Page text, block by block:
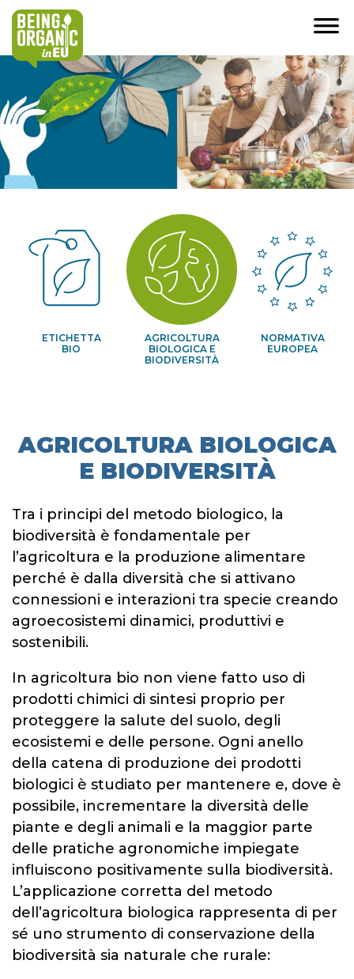
ETICHETTA
BIO
AGRICOLTURA
BIOLOGICA E
BIODIVERSITÀ
NORMATIVA
EUROPEA
AGRICOLTURA BIOLOGICA
E BIODIVERSITÀ
Tra i principi del metodo biologico, la
biodiversità è fondamentale per
l’agricoltura e la produzione alimentare
perché è dalla diversità che si attivano
connessioni e interazioni tra specie creando
agroecosistemi dinamici, produttivi e
sostenibili.
In agricoltura bio non viene fatto uso di
prodotti chimici di sintesi proprio per
proteggere la salute del suolo, degli
ecosistemi e delle persone. Ogni anello
della catena di produzione dei prodotti
biologici è studiato per mantenere e, dove è
possibile, incrementare la diversità delle
piante e degli animali e la maggior parte
delle pratiche agronomiche impiegate
influiscono positivamente sulla biodiversità.
L’applicazione corretta del metodo
dell’agricoltura biologica rappresenta di per
sé uno strumento di conservazione della
biodiversità sia naturale che rurale: